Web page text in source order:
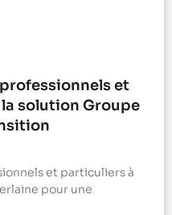
et
solution Groupe
et particuliers à
pour une